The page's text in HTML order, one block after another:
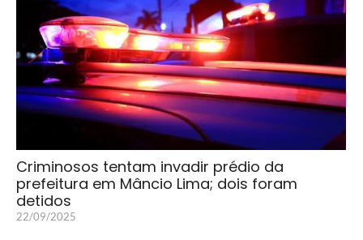
Criminosos tentam invadir prédio da
prefeitura em Mâncio Lima; dois foram
detidos
22/09/2025